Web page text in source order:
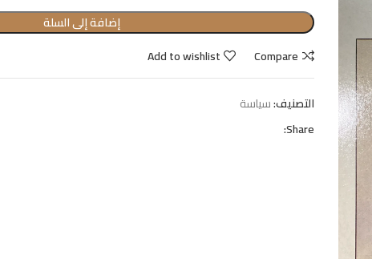
إضافة إلى السلة
Compare
Add to wishlist
التصنيف:سياسة
Share: